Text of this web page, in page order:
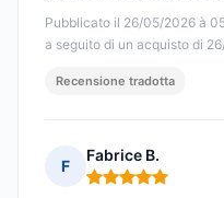
Pubblicato il 26/05/2026 à
a seguito di un acquisto di
Recensione tradotta
F
Fabrice B.
Nota: 5 su 5